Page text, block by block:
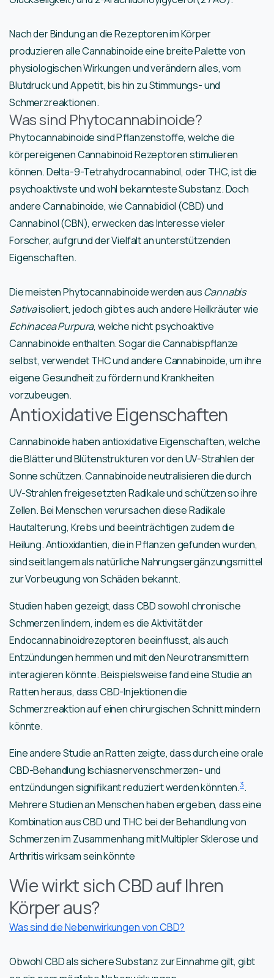
Nach der Bindung an die Rezeptoren im Körper
produzieren alle Cannabinoide eine breite Palette von
physiologischen Wirkungen und verändern alles, vom
Blutdruck und Appetit, bis hin zu Stimmungs- und
Schmerzreaktionen.
Was sind Phytocannabinoide?
Phytocannabinoide sind Pflanzenstoffe, welche die
körpereigenen Cannabinoid Rezeptoren stimulieren
können. Delta-9-Tetrahydrocannabinol, oder THC, ist die
psychoaktivste und wohl bekannteste Substanz. Doch
andere Cannabinoide, wie Cannabidiol (CBD) und
Cannabinol (CBN), erwecken das Interesse vieler
Forscher, aufgrund der Vielfalt an unterstützenden
Eigenschaften.
Die meisten Phytocannabinoide werden ausCannabis
Sativaisoliert, jedoch gibt es auch andere Heilkräuter wie
Echinacea Purpura, welche nicht psychoaktive
Cannabinoide enthalten. Sogar die Cannabispflanze
selbst, verwendet THC und andere Cannabinoide, um ihre
eigene Gesundheit zu fördern und Krankheiten
vorzubeugen.
Antioxidative Eigenschaften
Cannabinoide haben antioxidative Eigenschaften, welche
die Blätter und Blütenstrukturen vor den UV-Strahlen der
Sonne schützen. Cannabinoide neutralisieren die durch
UV-Strahlen freigesetzten Radikale und schützen so ihre
Zellen. Bei Menschen verursachen diese Radikale
Hautalterung, Krebs und beeinträchtigen zudem die
Heilung. Antioxidantien, die in Pflanzen gefunden wurden,
sind seit langem als natürliche Nahrungsergänzungsmittel
zur Vorbeugung von Schäden bekannt.
Studien haben gezeigt, dass CBD sowohl chronische
Schmerzen lindern, indem es die Aktivität der
Endocannabinoidrezeptoren beeinflusst, als auch
Entzündungen hemmen und mit den Neurotransmittern
interagieren könnte. Beispielsweise fand eine Studie an
Ratten heraus, dass CBD-Injektionen die
Schmerzreaktion auf einen chirurgischen Schnitt mindern
könnte.
Eine andere Studie an Ratten zeigte, dass durch eine orale
CBD-Behandlung Ischiasnervenschmerzen- und
entzündungen signifikant reduziert werden könnten.3.
Mehrere Studien an Menschen haben ergeben, dass eine
Kombination aus CBD und THC bei der Behandlung von
Schmerzen im Zusammenhang mit Multipler Sklerose und
Arthritis wirksam sein könnte
Wie wirkt sich CBD auf Ihren
Körper aus?
Was sind die Nebenwirkungen von CBD?
Obwohl CBD als sichere Substanz zur Einnahme gilt, gibt